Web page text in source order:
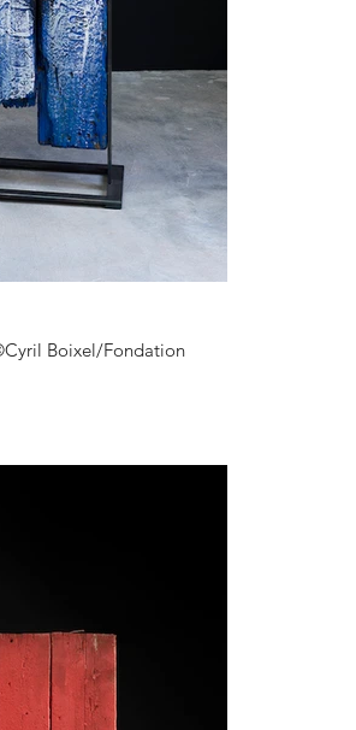
Boixel/Fondation